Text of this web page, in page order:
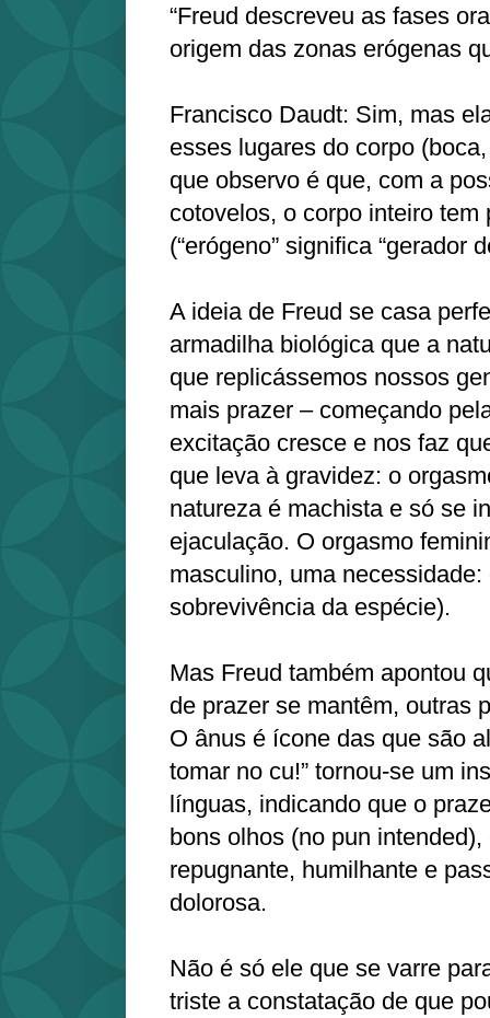
“Freud descreveu as fases
origem das zonas erógenas
Francisco Daudt: Sim, mas
esses lugares do corpo
que observo é que, com a
cotovelos, o corpo inteiro tem
(“erógeno” significa “gerador
A ideia de Freud se casa
armadilha biológica que a
que replicássemos nossos
mais prazer – começando
excitação cresce e nos faz
que leva à gravidez: o
natureza é machista e só se
ejaculação. O orgasmo
masculino, uma
sobrevivência da espécie).
Mas Freud também apontou
de prazer se mantêm, outras
O ânus é ícone das que são
tomar no cu!” tornou-se um
línguas, indicando que o
bons olhos (no pun
repugnante, humilhante e
dolorosa.
Não é só ele que se varre
triste a constatação de que